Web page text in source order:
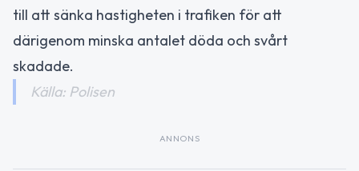
till att sänka hastigheten i trafiken för att
därigenom minska antalet döda och svårt
skadade.
Källa: Polisen
ANNONS